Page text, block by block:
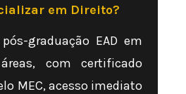
em Direito?
graduação EAD em
com certificado
MEC, acesso imediato